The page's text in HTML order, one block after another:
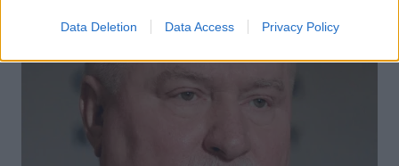
Data Deletion Data Access Privacy Policy